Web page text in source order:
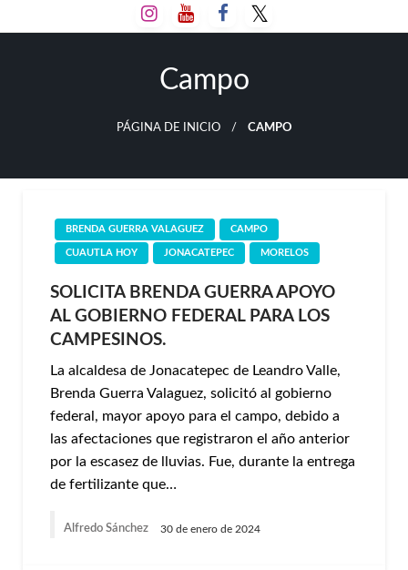
al
Campo
PÁGINA DE INICIO CAMPO
BRENDA GUERRA VALAGUEZ CAMPO
CUAUTLA HOY JONACATEPEC MORELOS
SOLICITA BRENDA GUERRA APOYO
AL GOBIERNO FEDERAL PARA LOS
CAMPESINOS.
La alcaldesa de Jonacatepec de Leandro Valle,
Brenda Guerra Valaguez, solicitó al gobierno
federal, mayor apoyo para el campo, debido a
las afectaciones que registraron el año anterior
por la escasez de lluvias. Fue, durante la entrega
de fertilizante que…
Alfredo Sánchez 30 de enero de 2024